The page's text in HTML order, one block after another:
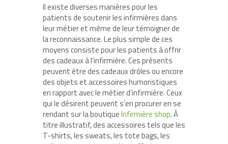
Il existe diverses manières pour les
patients de soutenir les infirmières dans
leur métier et même de leur témoigner de
la reconnaissance. Le plus simple de ces
moyens consiste pour les patients à offrir
des cadeaux à l’infirmière. Ces présents
peuvent être des cadeaux drôles ou encore
des objets et accessoires humoristiques
en rapport avec le métier d’infirmière. Ceux
qui le désirent peuvent s’en procurer en se
rendant sur la boutiqueInfirmière shop. À
titre illustratif, des accessoires tels que les
T-shirts, les sweats, les tote bags, les